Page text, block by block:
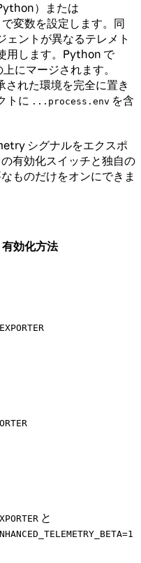
）または
で変数を設定します。同
ェントが異なるテレメト
用します。Python で
にマージされます。
された環境を完全に置き
トに ...process.env を含
シグナルをエクスポ
有効化スイッチと独自の
ものだけをオンにできま
有効化方法
と